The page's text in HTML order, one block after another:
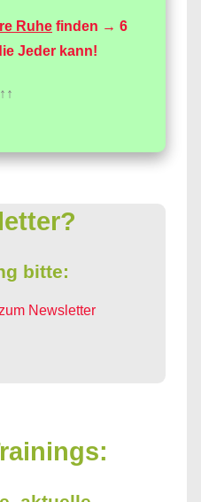
Ruhe finden → 6
Jeder kann!
bitte:
Newsletter